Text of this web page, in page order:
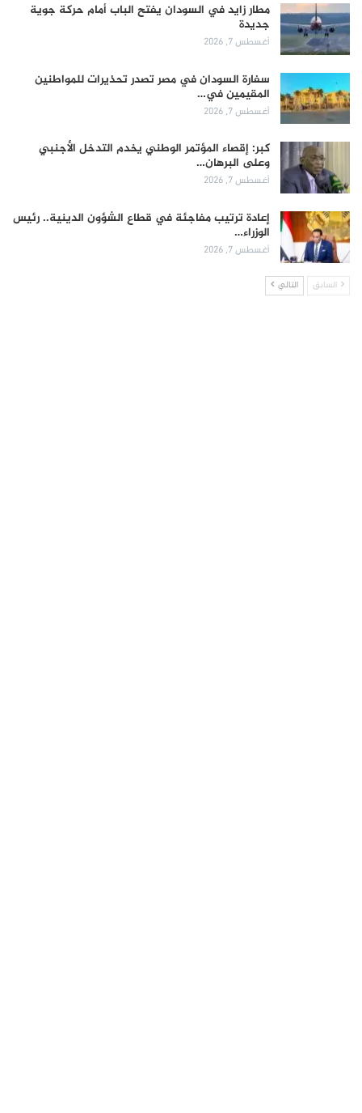
مطار زايد في السودان يفتح الباب أمام حركة جوية
جديدة
أغسطس 7, 2026
سفارة السودان في مصر تصدر تحذيرات للمواطنين
المقيمين في…
أغسطس 7, 2026
كبر: إقصاء المؤتمر الوطني يخدم التدخل الأجنبي
وعلى البرهان…
أغسطس 7, 2026
إعادة ترتيب مفاجئة في قطاع الشؤون الدينية.. رئيس
الوزراء…
أغسطس 7, 2026
السابق التالي